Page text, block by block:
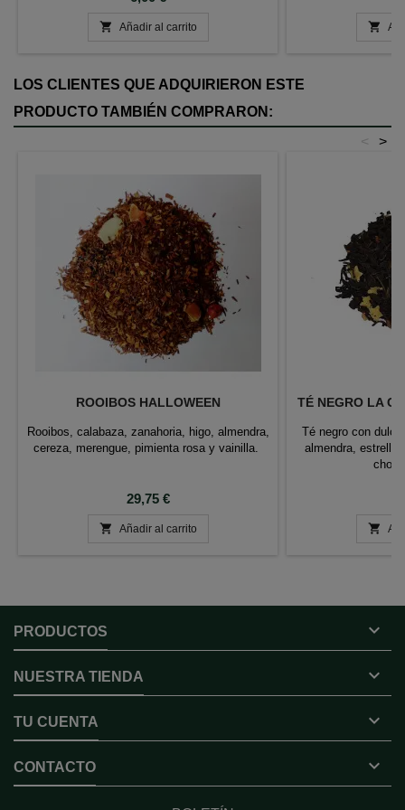
 Añadir al carrito 
LOS CLIENTES QUE ADQUIRIERON ESTE
PRODUCTO TAMBIÉN COMPRARON:
>
<
ROOIBOS HALLOWEEN
Rooibos, calabaza, zanahoria, higo, almendra,
cereza, merengue, pimienta rosa y vainilla.
Precio
29,75 €
 Añadir al carrito
TÉ NEGRO LA
Té negro con
almendra,

PRODUCTOS 
NUESTRA TIENDA 
TU CUENTA 
CONTACTO 